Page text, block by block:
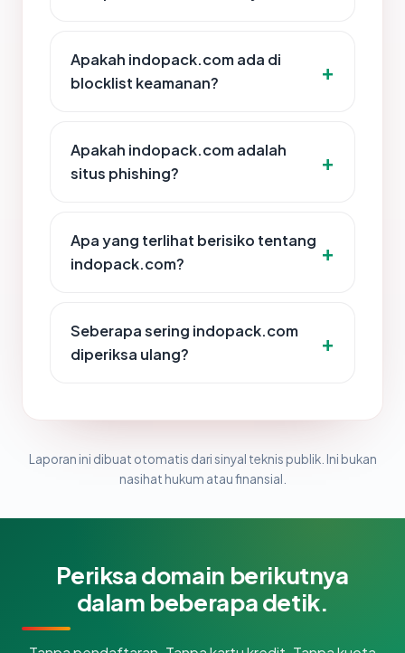
Apakah indopack.com ada di
blocklist keamanan?
Apakah indopack.com adalah
situs phishing?
Apa yang terlihat berisiko tentang
indopack.com?
Seberapa sering indopack.com
diperiksa ulang?
Laporan ini dibuat otomatis dari sinyal teknis publik. Ini bukan
nasihat hukum atau finansial.
Periksa domain berikutnya
dalam beberapa detik.